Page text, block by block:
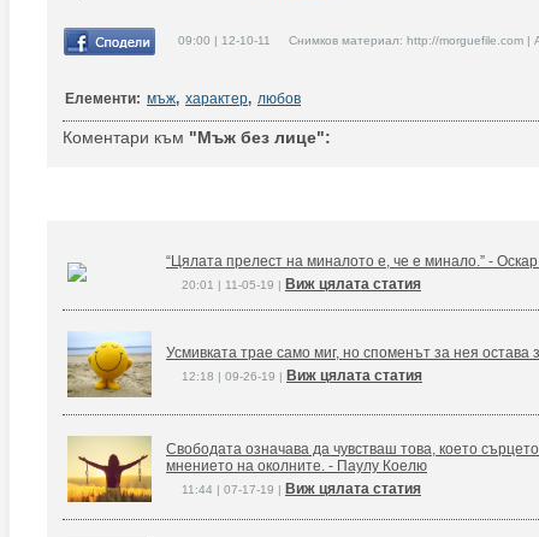
09:00 | 12-10-11 Снимков материал: http://morguefile.com |
Елементи: мъж, характер, любов
Коментари към "Мъж без лице":
“Цялата прелест на миналото е, че е минало.” -
20:01 | 11-05-19 | Виж цялата статия
Усмивката трае само миг, но споменът за нея остава
12:18 | 09-26-19 | Виж цялата статия
Свободата означава да чувстваш това, което
мнението на околните. - Паулу Коелю
11:44 | 07-17-19 | Виж цялата статия